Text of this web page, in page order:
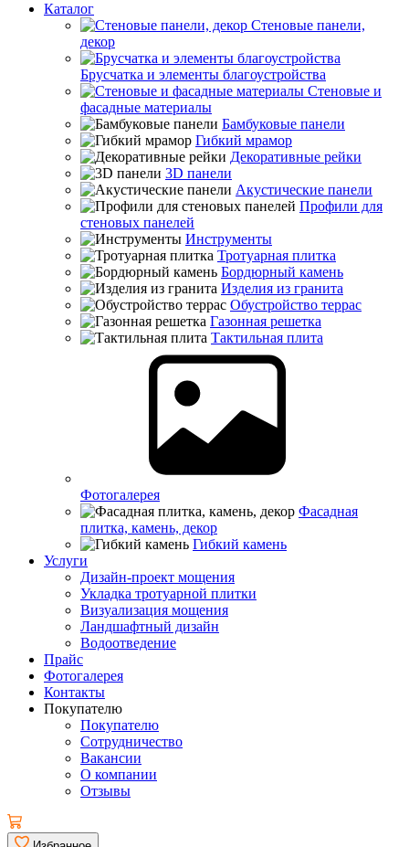
Каталог
Стеновые панели,
декор
Брусчатка и элементы благоустройства
Стеновые и
фасадные материалы
Бамбуковые панели
Гибкий мрамор
Декоративные рейки
3D панели
Акустические панели
Профили для
стеновых панелей
Инструменты
Тротуарная плитка
Бордюрный камень
Изделия из гранита
Обустройство террас
Газонная решетка
Тактильная плита
Фотогалерея
Фасадная
плитка, камень, декор
Гибкий камень
Услуги
Дизайн-проект мощения
Укладка тротуарной плитки
Визуализация мощения
Ландшафтный дизайн
Водоотведение
Прайс
Фотогалерея
Контакты
Покупателю
Покупателю
Сотрудничество
Вакансии
О компании
Отзывы